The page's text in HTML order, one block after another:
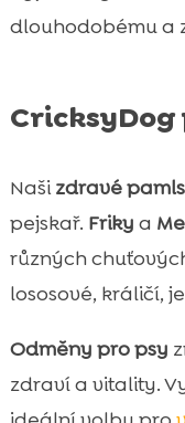
dlouhodobému a
Našizdravé
pejskař. Friky a
různých
lososové, králičí,
Odměny pro psy
zdraví a vitality.